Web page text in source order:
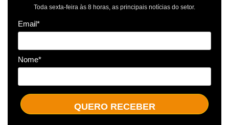
Toda sexta-feira às 8 horas, as principais notícias do setor.
Email*
Nome*
QUERO RECEBER